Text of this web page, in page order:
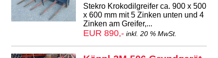
Stekro Krokodilgreifer ca. 900 x 500
x 600 mm mit 5 Zinken unten und 4
Zinken am Greifer,...
EUR 890,- inkl. 20 % MwSt.